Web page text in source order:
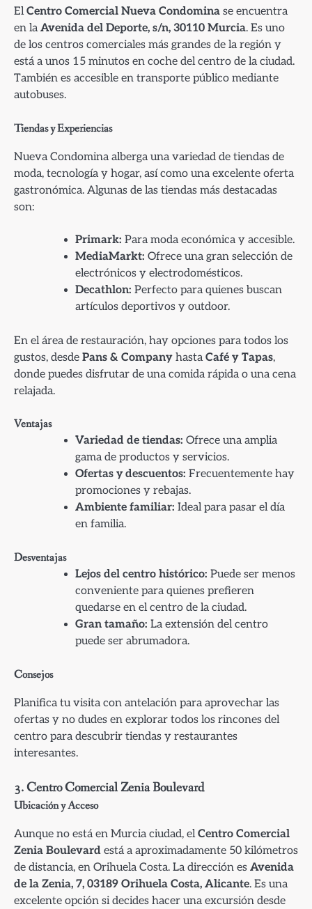
ElCentro Comercial Nueva Condomina se encuentra
en laAvenida del Deporte, s/n, 30110 Murcia. Es uno
de los centros comerciales más grandes de la región y
está a unos 15 minutos en coche del centro de la ciudad.
También es accesible en transporte público mediante
autobuses.
Tiendas y Experiencias
Nueva Condomina alberga una variedad de tiendas de
moda, tecnología y hogar, así como una excelente oferta
gastronómica. Algunas de las tiendas más destacadas
son:
Primark: Para moda económica y accesible.
MediaMarkt: Ofrece una gran selección de
electrónicos y electrodomésticos.
Decathlon: Perfecto para quienes buscan
artículos deportivos y outdoor.
En el área de restauración, hay opciones para todos los
gustos, desde Pans & Company hastaCafé y Tapas,
donde puedes disfrutar de una comida rápida o una cena
relajada.
Ventajas
Variedad de tiendas: Ofrece una amplia
gama de productos y servicios.
Ofertas y descuentos: Frecuentemente hay
promociones y rebajas.
Ambiente familiar: Ideal para pasar el día
en familia.
Desventajas
Lejos del centro histórico: Puede ser menos
conveniente para quienes prefieren
quedarse en el centro de la ciudad.
Gran tamaño: La extensión del centro
puede ser abrumadora.
Consejos
Planifica tu visita con antelación para aprovechar las
ofertas y no dudes en explorar todos los rincones del
centro para descubrir tiendas y restaurantes
interesantes.
3.Centro Comercial Zenia Boulevard
Ubicación y Acceso
Aunque no está en Murcia ciudad, elCentro Comercial
Zenia Boulevard está a aproximadamente 50 kilómetros
de distancia, en Orihuela Costa. La dirección es Avenida
de la Zenia, 7, 03189 Orihuela Costa, Alicante. Es una
excelente opción si decides hacer una excursión desde